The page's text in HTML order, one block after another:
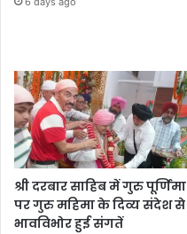
श्री दरबार साहिब में गुरु पूर्णिमा
पर गुरु महिमा के दिव्य संदेश से
भावविभोर हुई संगतें